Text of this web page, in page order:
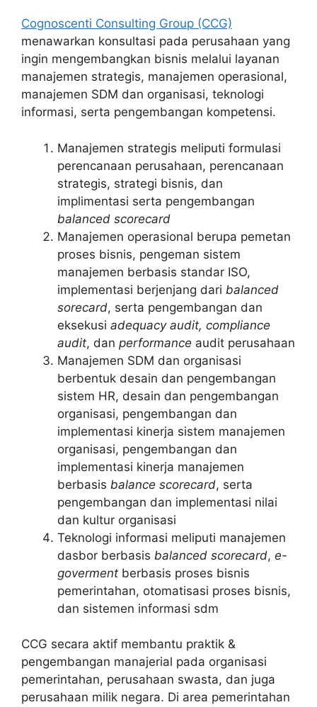
Cognoscenti Consulting Group (CCG)
menawarkan konsultasi pada perusahaan yang
ingin mengembangkan bisnis melalui layanan
manajemen strategis, manajemen operasional,
manajemen SDM dan organisasi, teknologi
informasi, serta pengembangan kompetensi.
Manajemen strategis meliputi formulasi
perencanaan perusahaan, perencanaan
strategis, strategi bisnis, dan
implimentasi serta pengembangan
balanced scorecard
Manajemen operasional berupa pemetan
proses bisnis, pengeman sistem
manajemen berbasis standar ISO,
implementasi berjenjang dari balanced
sorecard, serta pengembangan dan
eksekusi adequacy audit, compliance
audit, dan performance audit perusahaan
Manajemen SDM dan organisasi
berbentuk desain dan pengembangan
sistem HR, desain dan pengembangan
organisasi, pengembangan dan
implementasi kinerja sistem manajemen
organisasi, pengembangan dan
implementasi kinerja manajemen
berbasis balance scorecard, serta
pengembangan dan implementasi nilai
dan kultur organisasi
Teknologi informasi meliputi manajemen
dasbor berbasis balanced scorecard, e-
goverment berbasis proses bisnis
pemerintahan, otomatisasi proses bisnis,
dan sistemen informasi sdm
CCG secara aktif membantu praktik &
pengembangan manajerial pada organisasi
pemerintahan, perusahaan swasta, dan juga
perusahaan milik negara. Di area pemerintahan